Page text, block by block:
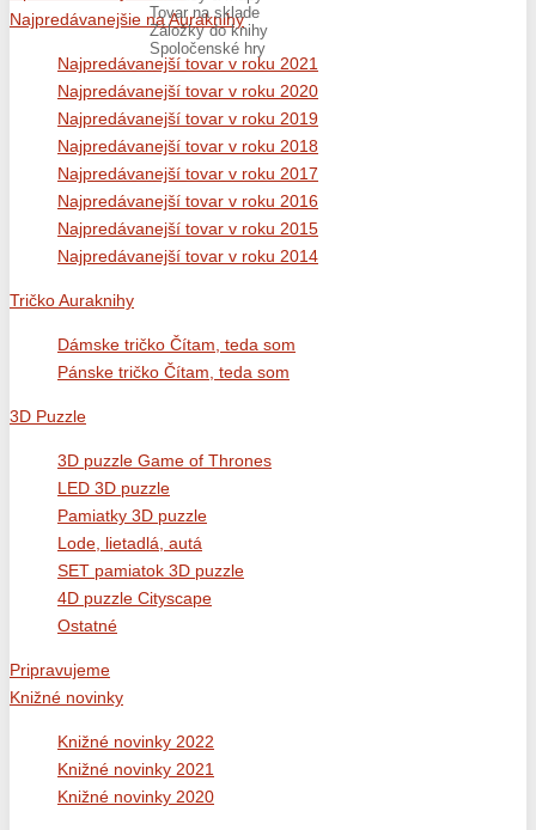
Tovar na sklade
Záložky do knihy
Spoločenské hry
Najpredávanejšie na Auraknihy
Najpredávanejší tovar v roku 2021
Najpredávanejší tovar v roku 2020
Najpredávanejší tovar v roku 2019
Najpredávanejší tovar v roku 2018
Najpredávanejší tovar v roku 2017
Najpredávanejší tovar v roku 2016
Najpredávanejší tovar v roku 2015
Najpredávanejší tovar v roku 2014
Tričko Auraknihy
Dámske tričko Čítam, teda som
Pánske tričko Čítam, teda som
3D Puzzle
3D puzzle Game of Thrones
LED 3D puzzle
Pamiatky 3D puzzle
Lode, lietadlá, autá
SET pamiatok 3D puzzle
4D puzzle Cityscape
Ostatné
Pripravujeme
Knižné novinky
Knižné novinky 2022
Knižné novinky 2021
Knižné novinky 2020